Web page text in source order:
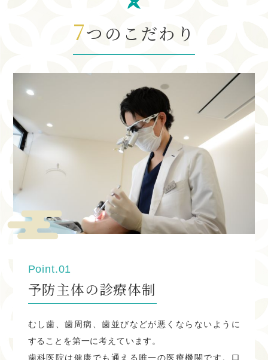
１月の休診日
１月の休診日は下記の通りです。
※木曜、日曜、祝日がお休みとなります。 祝日のある週は
木曜診療致します。
１・2・3・5・9・12・13・19・23・26・30
WEB予約、電話予約可能です。
＊2025年4月から祝日のある週の木曜日も休診
とさせていただきます。
８月の休診日
7つのこだわり
Point.01
予防主体の診療体制
むし歯、歯周病、歯並びなどが悪くならないように
することを第一に考えています。
歯科医院は健康でも通える唯一の医療機関です。口